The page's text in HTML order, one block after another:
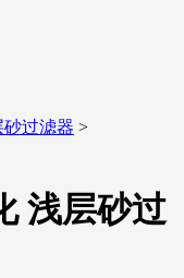
砂过滤器 >
浅层砂过